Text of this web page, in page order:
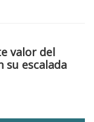
valor del
su escalada